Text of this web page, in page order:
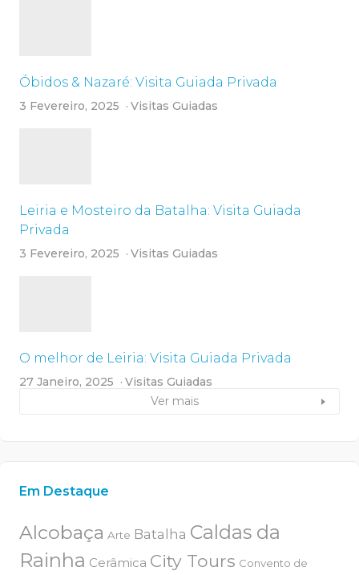
Óbidos & Nazaré: Visita Guiada Privada
3 Fevereiro, 2025 Visitas Guiadas
Leiria e Mosteiro da Batalha: Visita Guiada
Privada
3 Fevereiro, 2025 Visitas Guiadas
O melhor de Leiria: Visita Guiada Privada
27 Janeiro, 2025
Visitas Guiadas
Ver mais
Em Destaque
Alcobaça Arte Batalha Caldas da
Rainha Cerâmica City Tours Convento de